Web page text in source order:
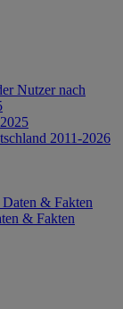
Nutzer nach
2011-2026
& Fakten
& Fakten